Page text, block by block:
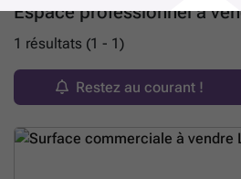
Espace professionnel à
1 résultats (1 - 1)
Restez au courant !